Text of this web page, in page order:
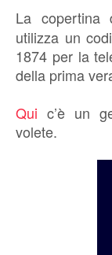
La copertina
utilizza un
1874 per la
della prima
Qui c’è un
volete.